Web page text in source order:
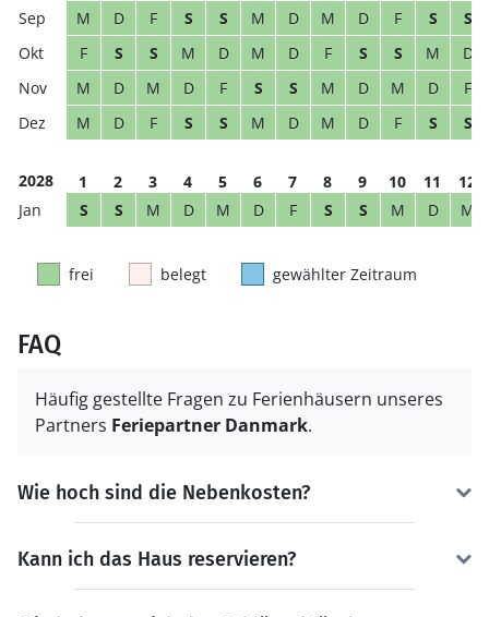
M D F S S M D M D F S
S
F
S S M D M D F S S M
D
M
D M D F S S M D M D
F
M
D F S S M D M D F S S
2028 1 2 3 4 5 6 7 8 9 10 11
12
S
S M D M D F S S M D M
frei belegt gewählter Zeitraum
FAQ
Häufig gestellte Fragen zu Ferienhäusern unseres
Partners Feriepartner Danmark.
Wie hoch sind die Nebenkosten?
Kann ich das Haus reservieren?